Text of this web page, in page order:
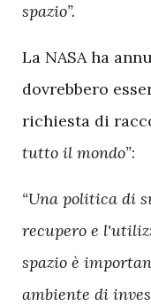
spazio”.
La NASA ha
dovrebbero
richiesta di
tutto il mondo”:
“Una politica di
recupero e
spazio è
ambiente di